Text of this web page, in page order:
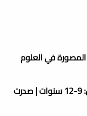
في العلوم
موسوعة لطيفة للأطفال والناشئة بين: 9-12 سنوات | صدرت